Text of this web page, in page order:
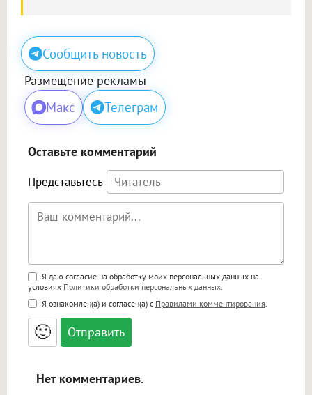
Сообщить новость
Размещение рекламы
Макс Телеграм
Оставьте комментарий
Представьтесь
Поддержка HTML
<b>, <strong>, <u>, <i>, <em>, <s>, <big>,
<small>, <sup>, <sub>, <pre>, <ul>, <ol>, <li>,
<blockquote>, <code> экранирует HTML,
адреса URL автоматически становятся
ссылками, и [img]адрес[/img] будет
Я даю согласие на обработку моих персональных данных на
условиях Политики обработки персональных данных
Я ознакомлен(а) и согласен(а) с Правилами комментирования
🙂
Нет комментариев.